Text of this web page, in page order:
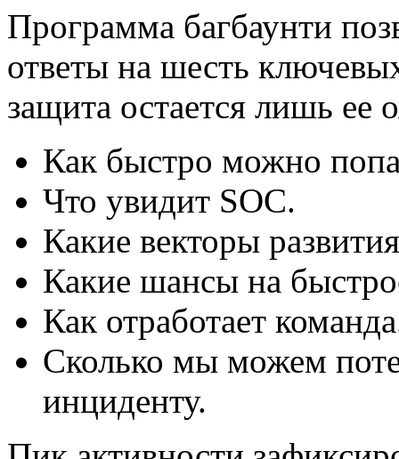
Программа багбаунти
ответы на шесть
защита остается лишь ее
Как быстро можно
Что увидит SOC.
Какие векторы
Какие шансы на
Как отработает
Сколько мы можем
инциденту.